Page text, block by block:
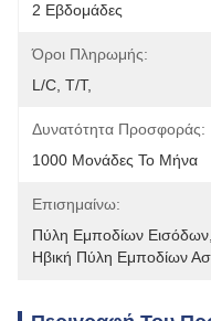
2 Εβδομάδες
Όροι Πληρωμής:
L/C, T/T,
Δυνατότητα Προσφοράς:
1000 Μονάδες Το Μήνα
Επισημαίνω:
Πύλη Εμποδίων Εισόδων
Ηβική Πύλη Εμποδίων